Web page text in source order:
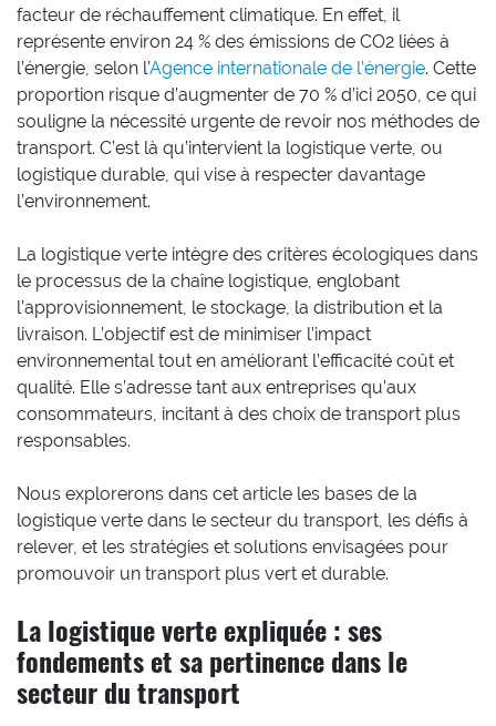
facteur de réchauffement climatique. En effet, il
représente environ 24 % des émissions de CO2 liées à
l’énergie, selon l’Agence internationale de l’énergie. Cette
proportion risque d’augmenter de 70 % d’ici 2050, ce qui
souligne la nécessité urgente de revoir nos méthodes de
transport. C’est là qu’intervient la logistique verte, ou
logistique durable, qui vise à respecter davantage
l’environnement.
La logistique verte intègre des critères écologiques dans
le processus de la chaîne logistique, englobant
l’approvisionnement, le stockage, la distribution et la
livraison. L’objectif est de minimiser l’impact
environnemental tout en améliorant l’efficacité coût et
qualité. Elle s’adresse tant aux entreprises qu’aux
consommateurs, incitant à des choix de transport plus
responsables.
Nous explorerons dans cet article les bases de la
logistique verte dans le secteur du transport, les défis à
relever, et les stratégies et solutions envisagées pour
promouvoir un transport plus vert et durable.
La logistique verte expliquée : ses
fondements et sa pertinence dans le
secteur du transport